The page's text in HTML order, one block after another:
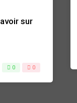
sur
0 0